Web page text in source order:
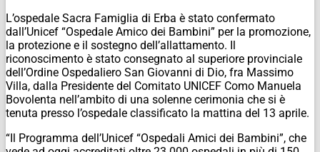
L’ospedale Sacra Famiglia di Erba è stato confermato
dall’Unicef “Ospedale Amico dei Bambini” per la promozione,
la protezione e il sostegno dell’allattamento. Il
riconoscimento è stato consegnato al superiore provinciale
dell’Ordine Ospedaliero San Giovanni di Dio, fra Massimo
Villa, dalla Presidente del Comitato UNICEF Como Manuela
Bovolenta nell’ambito di una solenne cerimonia che si è
tenuta presso l’ospedale classificato la mattina del 13 aprile.
“Il Programma dell’Unicef “Ospedali Amici dei Bambini”, che